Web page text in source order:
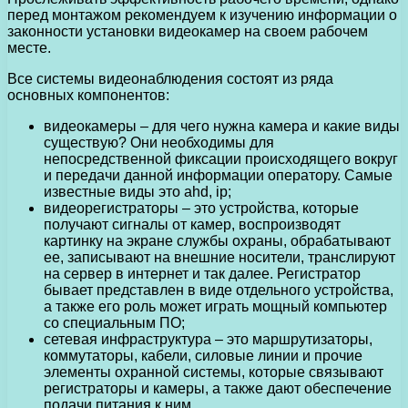
перед монтажом рекомендуем к изучению информации о
законности установки видеокамер на своем рабочем
месте.
Все системы видеонаблюдения состоят из ряда
основных компонентов:
видеокамеры – для чего нужна камера и какие виды
существую? Они необходимы для
непосредственной фиксации происходящего вокруг
и передачи данной информации оператору. Самые
известные виды это ahd, ip;
видеорегистраторы – это устройства, которые
получают сигналы от камер, воспроизводят
картинку на экране службы охраны, обрабатывают
ее, записывают на внешние носители, транслируют
на сервер в интернет и так далее. Регистратор
бывает представлен в виде отдельного устройства,
а также его роль может играть мощный компьютер
со специальным ПО;
сетевая инфраструктура – это маршрутизаторы,
коммутаторы, кабели, силовые линии и прочие
элементы охранной системы, которые связывают
регистраторы и камеры, а также дают обеспечение
подачи питания к ним.